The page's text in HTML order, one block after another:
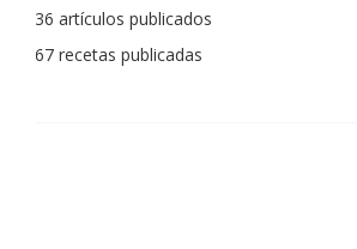
La cocina para mi es producto bien
con un toque diferente